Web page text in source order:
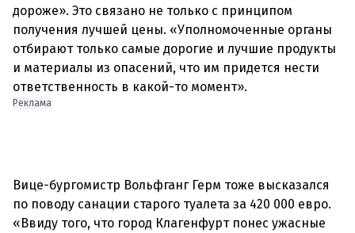
дороже». Это связано не только с принципом
получения лучшей цены. «Уполномоченные органы
отбирают только самые дорогие и лучшие продукты
и материалы из опасений, что им придется нести
Реклама
Вице-бургомистр Вольфганг Герм тоже высказался
по поводу санации старого туалета за 420 000 евро.
«Ввиду того, что город Клагенфурт понес ужасные